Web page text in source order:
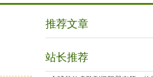
推荐文章
站长推荐